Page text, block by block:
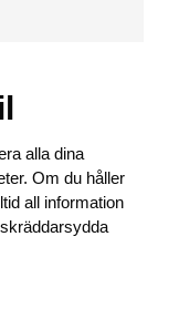
alla dina
Om du håller
all information